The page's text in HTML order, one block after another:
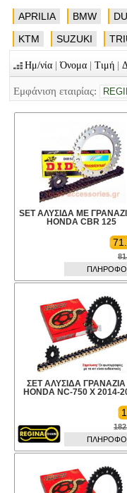
APRILIA BMW
KTM
SUZUKI
Ημ/νία |Όνομα |Τιμή |
Εμφάνιση εταιρίας:
SET ΑΛΥΣΙΔΑ ΜΕ
HONDA CBR 125
ΣΕΤ ΑΛΥΣΙΔΑ ΓΡΑΝΑΖΙΑ
HONDA NC-750 X 2014-